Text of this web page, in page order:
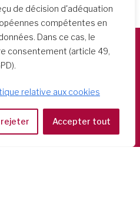
de décision d'adéquation
compétentes en
Dans ce cas, le
consentement (article 49,
relative aux cookies
rejeter Accepter tout
Sacro Cuore
16 - 00152 Roma
or 06 58 20 31 17